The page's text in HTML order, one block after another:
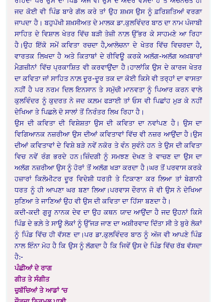
ਜਦ ਕੋਈ ਵੀ ਪਿੰਡ ਬਾਰੇ ਗੱਲ ਕਰੇ ਤਾਂ ਉਹ ਸ਼ਖ਼ਸ ਉਸ ਨੂੰ ਫ਼ਰਿਸ਼ਤਿਆਂ ਵਰਗਾ
ਜਾਪਦਾ ਹੈ। ਬਹੁਪੱਖੀ ਸ਼ਖ਼ਸੀਅਤ ਦੇ ਮਾਲਕ ਡਾ.ਕੁਲਵਿੰਦਰ ਬਾਠ ਦਾ ਨਾਮ ਪੰਜਾਬੀ
ਸਾਹਿਤ ਦੇ ਵਿਸ਼ਾਲ ਖੇਤਰ ਵਿੱਚ ਬੜੀ ਤੇਜ਼ੀ ਨਾਲ਼ ਉੱਭਰ ਕੇ ਸਾਹਮਣੇ ਆ ਰਿਹਾ
ਹੈ।ਉਹ ਇੱਕੋ ਸਮੇਂ ਕਵਿਤਾ ਰਚਦਾ ਹੈ,ਆਲੋਚਨਾ ਦੇ ਖੇਤਰ ਵਿੱਚ ਵਿਚਰਦਾ ਹੈ,
ਵਾਰਤਕ ਲਿਖਦਾ ਹੈ ਅਤੇ ਕਿਤਾਬਾਂ ਦੇ ਰੀਵਿਊ ਕਰਕੇ ਅਲੱਗ-ਅਲੱਗ ਅਖ਼ਬਾਰਾਂ
ਮੈਗ਼ਜ਼ੀਨਾਂ ਵਿੱਚ ਪ੍ਰਕਾਸ਼ਿਤ ਵੀ ਕਰਵਾਉਂਦਾ ਹੈ।ਹਾਲਾਂਕਿ ਉਸ ਦੇ ਕਾਰਜ ਖੇਤਰ
ਦਾ ਕਵਿਤਾ ਜਾਂ ਸਾਹਿਤ ਨਾਲ਼ ਦੂਰ-ਦੂਰ ਤਕ ਦਾ ਕੋਈ ਕਿਸੇ ਵੀ ਤਰ੍ਹਾਂ ਦਾ ਵਾਸਤਾ
ਨਹੀਂ ਹੈ ਪਰ ਨਰਮ ਦਿਲ ਇਨਸਾਨ ਤੇ ਸਮੁੱਚੀ ਮਾਨਵਤਾ ਨੂੰ ਪਿਆਰ ਕਰਨ ਵਾਲੇ
ਕੁਲਵਿੰਦਰ ਨੂੰ ਕੁਦਰਤ ਨੇ ਜਦ ਕਲ਼ਮ ਫੜਾਈ ਤਾਂ ਓਸ ਵੀ ਪਿਛਾਂਹ ਮੁੜ ਕੇ ਨਹੀਂ
ਦੇਖਿਆ ਤੇ ਪਿਛਲੇ ਦੋ ਸਾਲਾਂ ਤੋਂ ਨਿਰੰਤਰ ਲਿਖ ਰਿਹਾ ਹੈ।
ਉਸ ਦੀ ਕਵਿਤਾ ਦੀ ਵਿਸ਼ੇਸ਼ਤਾ ਉਸ ਦੀ ਕਵਿਤਾ ਦਾ ਨਵਾਂਪਣ ਹੈ। ਉਸ ਦਾ
ਵਿਗਿਆਨਕ ਨਜ਼ਰੀਆ ਉਸ ਦੀਆਂ ਕਵਿਤਾਵਾਂ ਵਿੱਚ ਵੀ ਨਜ਼ਰ ਆਉਂਦਾ ਹੈ।ਉਸ
ਦੀਆਂ ਕਵਿਤਾਵਾਂ ਦੇ ਵਿਸ਼ੇ ਬੜੇ ਨਵੇਂ ਨਕੋਰ ਤੇ ਵੰਨ ਸੁਵੰਨੇ ਹਨ ਤੇ ਉਸ ਦੀ ਕਵਿਤਾ
ਵਿਚ ਨਵੇਂ ਰੰਗ ਭਰਦੇ ਹਨ।ਜ਼ਿੰਦਗੀ ਨੂੰ ਸਮਝਣ ਦੇਖਣ ਤੇ ਵਾਚਣ ਦਾ ਉਸ ਦਾ
ਅਲੱਗ ਨਜ਼ਰੀਆ ਉਸ ਨੂੰ ਹੋਰਾਂ ਤੋਂ ਅਲੱਗ ਖੜਾ ਕਰਦਾ ਹੈ।ਘਰ ਤੋਂ ਪਰਵਾਸ ਕਰਕੇ
ਹਜ਼ਾਰਾਂ ਕਿਲੋਮੀਟਰ ਦੂਰ ਵਿਦੇਸ਼ੀ ਧਰਤੀ ਤੇ ਟਿਕਾਣਾ ਕਰ ਲਿਆ ਤਾਂ ਬੇਗਾਨੀ
ਧਰਤ ਨੂੰ ਹੀ ਆਪਣਾ ਘਰ ਬਣਾ ਲਿਆ।ਪਰਵਾਸ ਦੌਰਾਨ ਜੋ ਵੀ ਉਸ ਨੇ ਦੇਖਿਆ
ਸੁਣਿਆ ਤੇ ਜਾਣਿਆਂ ਉਹ ਵੀ ਉਸ ਦੀ ਕਵਿਤਾ ਦਾ ਹਿੱਸਾ ਬਣਦਾ ਹੈ।
ਕਦੀ-ਕਦੀ ਗੁਰੂ ਨਾਨਕ ਦੇਵ ਦਾ ਉਹ ਕਥਨ ਯਾਦ ਆਉਂਦਾ ਹੈ ਜਦ ਉਹਨਾਂ ਕਿਸੇ
ਪਿੰਡ ਦੇ ਭਲ਼ੇ ਤੇ ਸਾਊ ਲੋਕਾਂ ਨੂੰ ਉੱਜੜ ਜਾਣ ਦਾ ਅਸ਼ੀਰਵਾਦ ਦਿੱਤਾ ਸੀ ਤੇ ਬੁਰੇ ਲੋਕਾਂ
ਨੂੰ ਪਿੰਡ ਵਿੱਚ ਹੀ ਵੱਸਣ ਦਾ।ਪਰ ਡਾ.ਕੁਲਵਿੰਦਰ ਬਾਠ ਨੂੰ ਅੱਜ ਵੀ ਆਪਣੇ ਪਿੰਡ
ਨਾਲ ਇੰਨਾ ਮੋਹ ਹੈ ਕਿ ਉਸ ਨੂੰ ਲੱਗਦਾ ਹੈ ਕਿ ਜਿਵੇਂ ਉਸ ਦੇ ਪਿੰਡ ਵਿੱਚ ਰੱਬ ਵੱਸਦਾ
ਹੈ:-
ਪੰਛੀਆਂ ਦੇ ਰਾਗ
ਗੀਤ ਤੇ ਸੰਗੀਤ
ਚੁਬੱਚਿਆਂ ਤੇ ਆਡਾਂ ‘ਚ